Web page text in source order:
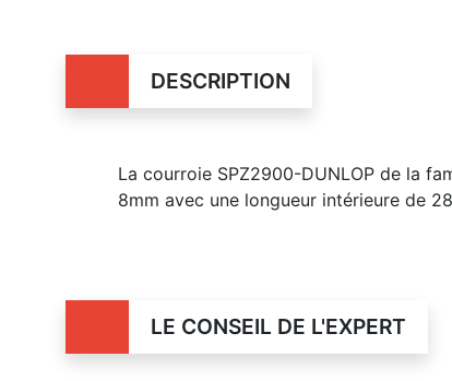
DESCRIPTION
La courroie SPZ2900-DUNLOP de la
8mm avec une longueur intérieure de
LE CONSEIL DE L'EXPERT